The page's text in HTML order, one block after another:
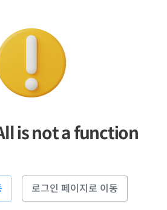
is not a function
로그인 페이지로 이동